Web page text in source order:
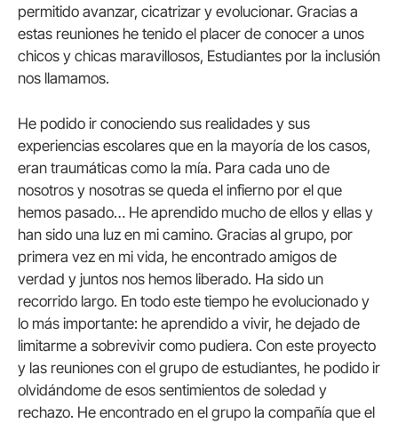
permitido avanzar, cicatrizar y evolucionar. Gracias a
estas reuniones he tenido el placer de conocer a unos
chicos y chicas maravillosos, Estudiantes por la inclusión
nos llamamos.
He podido ir conociendo sus realidades y sus
experiencias escolares que en la mayoría de los casos,
eran traumáticas como la mía. Para cada uno de
nosotros y nosotras se queda el infierno por el que
hemos pasado… He aprendido mucho de ellos y ellas y
han sido una luz en mi camino. Gracias al grupo, por
primera vez en mi vida, he encontrado amigos de
verdad y juntos nos hemos liberado. Ha sido un
recorrido largo. En todo este tiempo he evolucionado y
lo más importante: he aprendido a vivir, he dejado de
limitarme a sobrevivir como pudiera. Con este proyecto
y las reuniones con el grupo de estudiantes, he podido ir
olvidándome de esos sentimientos de soledad y
rechazo. He encontrado en el grupo la compañía que el